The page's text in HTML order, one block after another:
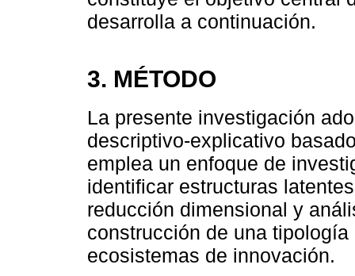
desarrolla a continuación.
3. MÉTODO
La presente investigación
descriptivo-explicativo
emplea un enfoque de
identificar estructuras
reducción dimensional y
construcción de una
ecosistemas de innovación.